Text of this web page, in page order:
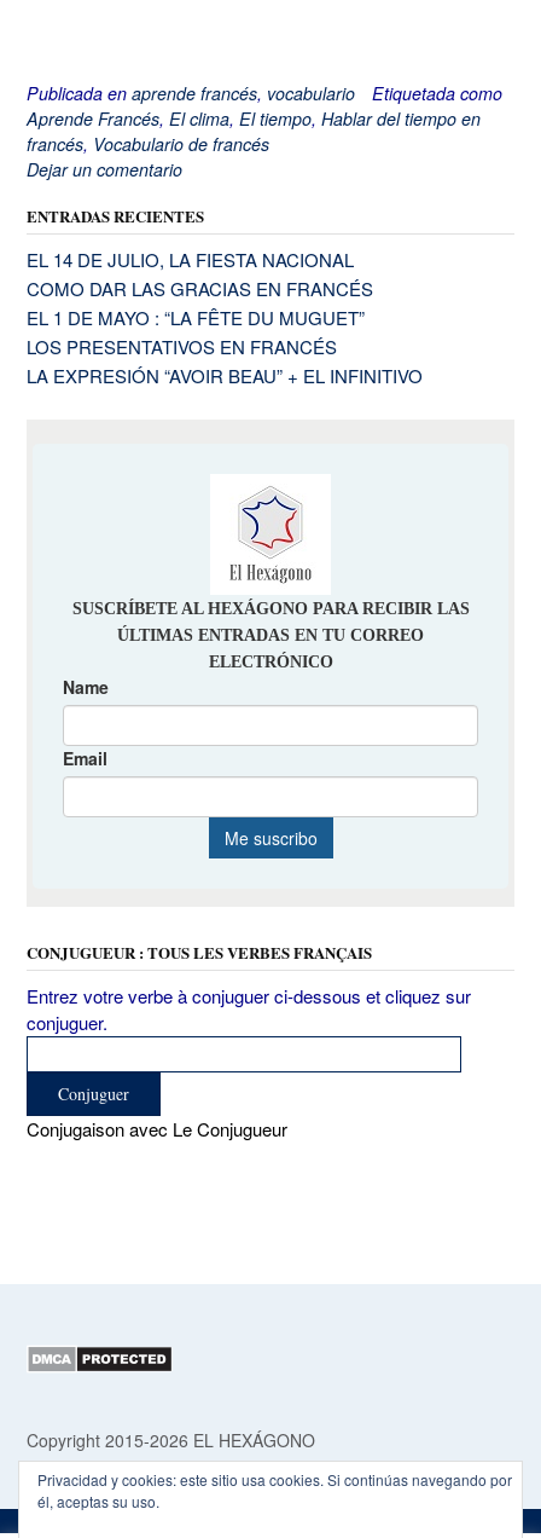
Publicada en aprende francés, vocabulario
Etiquetada como
Aprende Francés, El clima, El tiempo, Hablar del tiempo en
francés, Vocabulario de francés
Dejar un comentario
ENTRADAS RECIENTES
EL 14 DE JULIO, LA FIESTA NACIONAL
COMO DAR LAS GRACIAS EN FRANCÉS
EL 1 DE MAYO : “LA FÊTE DU MUGUET”
LOS PRESENTATIVOS EN FRANCÉS
LA EXPRESIÓN “AVOIR BEAU” + EL INFINITIVO
CONJUGUEUR : TOUS LES VERBES FRANÇAIS
Entrez votre verbe à conjuguer ci-dessous et cliquez sur
conjuguer.
Conjugaison avec Le Conjugueur
Copyright 2015-2026 EL HEXÁGONO
Privacidad y cookies: este sitio usa cookies. Si continúas navegando por
él, aceptas su uso.